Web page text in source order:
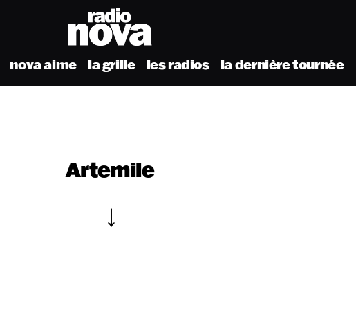
nova aime la grille les radios la dernière tournée
Artemile